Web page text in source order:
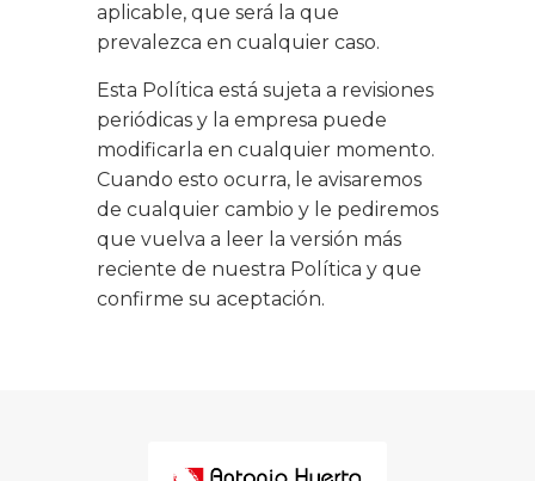
aplicable, que será la que
prevalezca en cualquier caso.
Esta Política está sujeta a revisiones
periódicas y la empresa puede
modificarla en cualquier momento.
Cuando esto ocurra, le avisaremos
de cualquier cambio y le pediremos
que vuelva a leer la versión más
reciente de nuestra Política y que
confirme su aceptación.